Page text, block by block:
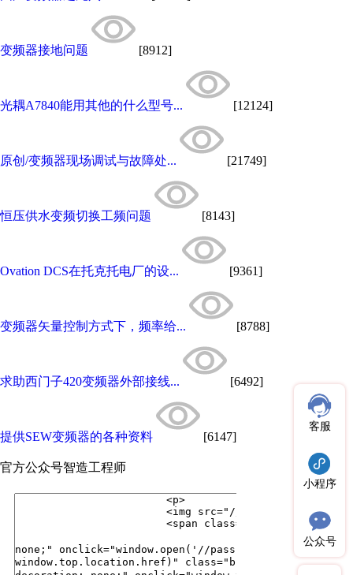
变频器接地问题 [8912]
光耦A7840能用其他的什么型号... [12124]
原创/变频器现场调试与故障处... [21749]
恒压供水变频切换工频问题 [8143]
Ovation DCS在托克托电厂的设... [9361]
变频器矢量控制方式下，频率给... [8788]
求助西门子420变频器外部接线... [6492]
提供SEW变频器的各种资料 [6147]
官方公众号智造工程师
客服
小程序
公众号